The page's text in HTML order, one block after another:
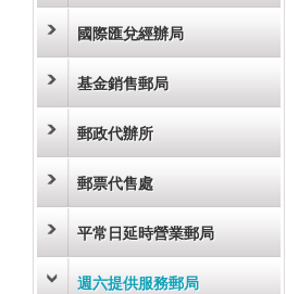
國際匯兌經辦局
基金銷售郵局
郵政代辦所
郵票代售處
平常日延時營業郵局
週六提供服務郵局